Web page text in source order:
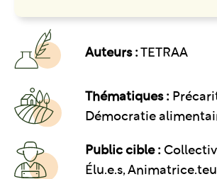
Auteurs :TETRAA
Thématiques :
Démocratie
Public cible :
Élu.e.s,